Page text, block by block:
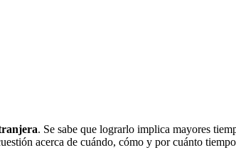
. Se sabe que lograrlo implica mayores
acerca de cuándo, cómo y por cuánto